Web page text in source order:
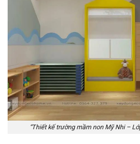
“Thiết kế trường mầm non Mỹ Nhi –